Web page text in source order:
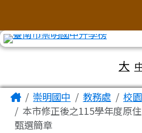
大
主內容區域
Home崇明國中 教務處
校
本市修正後之115學年度原
甄選簡章
頁尾區域